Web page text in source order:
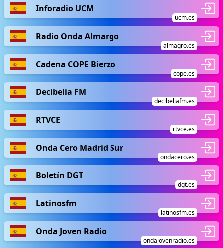
Inforadio UCM
ucm.es
Radio Onda Almargo
almagro.es
Cadena COPE Bierzo
cope.es
Decibelia FM
decibeliafm.es
RTVCE
rtvce.es
Onda Cero Madrid Sur
ondacero.es
Boletín DGT
dgt.es
Latinosfm
latinosfm.es
Onda Joven Radio
ondajovenradio.es